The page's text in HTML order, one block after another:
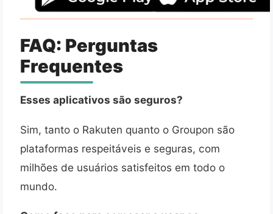
FAQ: Perguntas
Frequentes
Esses aplicativos são seguros?
Sim, tanto o Rakuten quanto o Groupon são
plataformas respeitáveis e seguras, com
milhões de usuários satisfeitos em todo o
mundo.